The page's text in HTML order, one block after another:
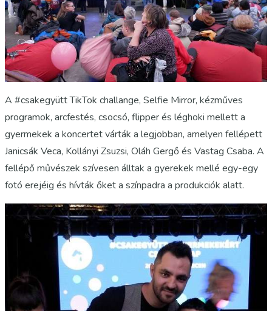
A #csakegyütt TikTok challange, Selfie Mirror, kézműves
programok, arcfestés, csocsó, flipper és léghoki mellett a
gyermekek a koncertet várták a legjobban, amelyen fellépett
Janicsák Veca, Kollányi Zsuzsi, Oláh Gergő és Vastag Csaba. A
fellépő művészek szívesen álltak a gyerekek mellé egy-egy
fotó erejéig és hívták őket a színpadra a produkciók alatt.